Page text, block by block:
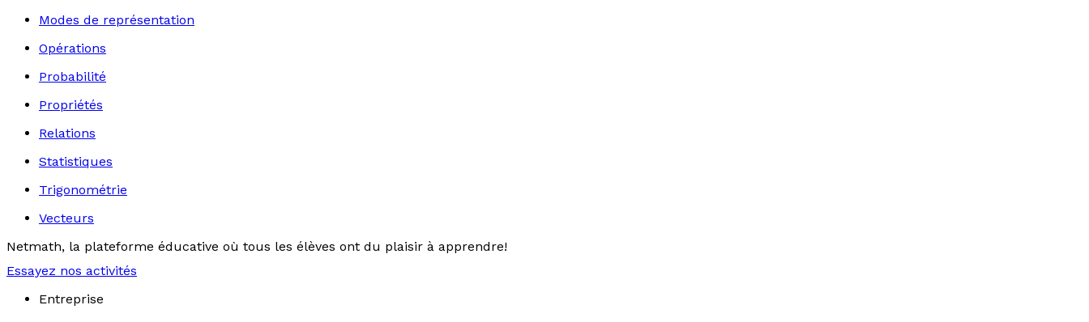
Modes de représentation
Opérations
Probabilité
Propriétés
Relations
Statistiques
Trigonométrie
Vecteurs
Netmath, la plateforme éducative où tous les élèves ont du plaisir à apprendre!
Essayez nos activités
Entreprise